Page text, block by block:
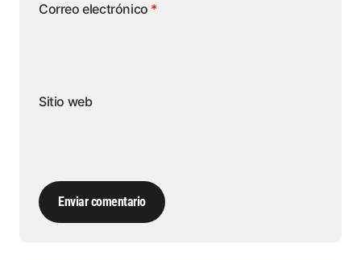
Correo electrónico *
Sitio web
Enviar comentario